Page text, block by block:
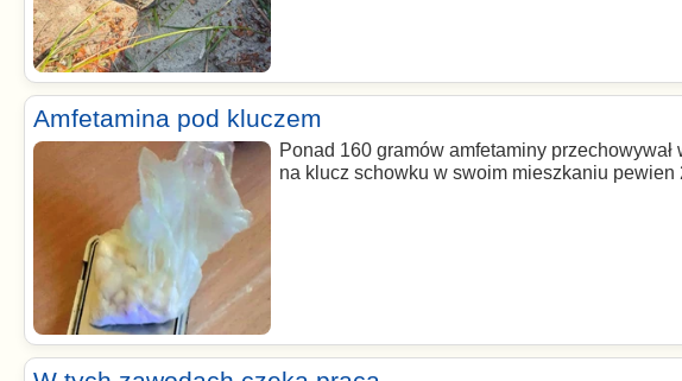
Amfetamina pod kluczem
Ponad 160 gramów amfetaminy przechowywał
na klucz schowku w swoim mieszkaniu pewien